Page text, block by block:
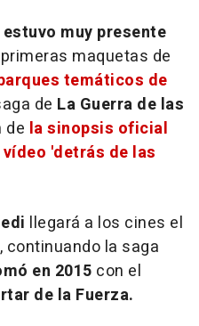
estuvo muy presente
maquetas de
temáticos de
de La Guerra de las
de la sinopsis oficial
vídeo 'detrás de las
llegará a los cines el
continuando la saga
en 2015 con el
de la Fuerza.